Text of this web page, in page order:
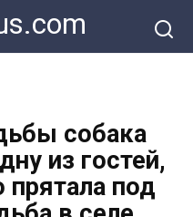
собака
из гостей,
прятала под